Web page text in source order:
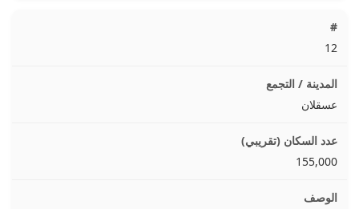
12
عسقلان
155,000